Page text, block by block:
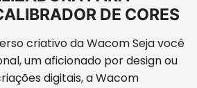
DE CORES
criativo da Wacom Seja você
um aficionado por design ou
digitais, a Wacom